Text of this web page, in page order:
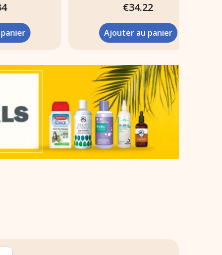
€34.22
Ajouter au panier